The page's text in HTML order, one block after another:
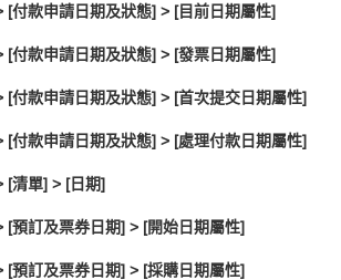
[付款申請日期及狀態] > [目前日期屬性]
[付款申請日期及狀態] > [發票日期屬性]
[付款申請日期及狀態] > [首次提交日期屬性]
[付款申請日期及狀態] > [處理付款日期屬性]
[清單] > [日期]
[預訂及票券日期] > [開始日期屬性]
[預訂及票券日期] > [採購日期屬性]